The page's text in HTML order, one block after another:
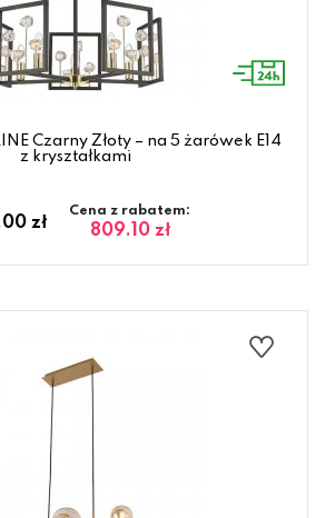
Czarny Złoty – na 5 żarówek E14
z kryształkami
zł
Cena z rabatem:
809.10 zł